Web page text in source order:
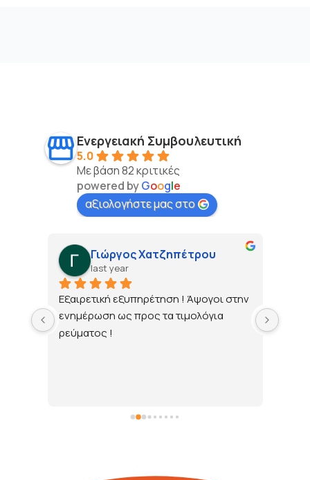
Ενεργειακή Συμβουλευτική
5.0
Με βάση 82 κριτικές
powered byGoogle
αξιολογήστε μας στο
Γιώργος Χατζηπέτρου
last year
Εξαιρετική εξυπηρέτηση ! Άψογοι στην
ενημέρωση ως προς τα τιμολόγια
ρεύματος !